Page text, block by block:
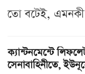
তো বটেই, এমনকী
ক্যান্টনমেন্টে
সেনাবাহিনীতে,